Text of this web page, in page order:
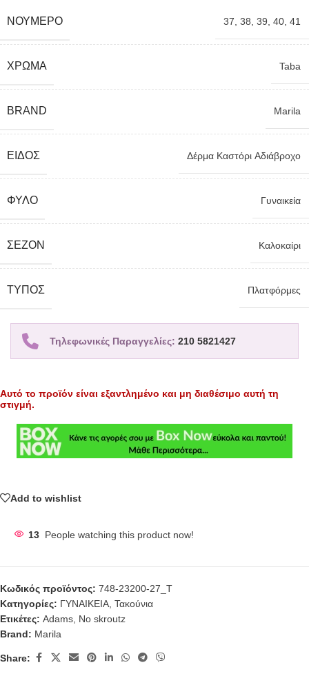
ΝΟΎΜΕΡΟ 37, 38, 39, 40, 41
ΧΡΏΜΑ Taba
BRAND Marila
ΕΊΔΟΣ Δέρμα Kαστόρι Aδιάβροχο
ΦΎΛΟ Γυναικεία
ΣΕΖΌΝ Καλοκαίρι
TΎΠΟΣ Πλατφόρμες
Τηλεφωνικές Παραγγελίες: 210 5821427
Αυτό το προϊόν είναι εξαντλημένο και μη διαθέσιμο αυτή τη
στιγμή.
Add to wishlist
13 People watching this product now!
Κωδικός προϊόντος: 748-23200-27_Τ
Κατηγορίες: ΓΥΝΑΙΚΕΙΑ Τακούνια
Ετικέτες: Adams No skroutz
Brand: Marila
Share: